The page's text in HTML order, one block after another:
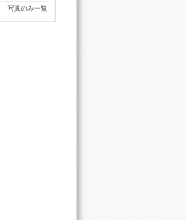
写真のみ一覧